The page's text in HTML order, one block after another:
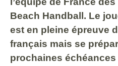
Beach Handball. Le
est en pleine épreuve
français mais se
prochaines